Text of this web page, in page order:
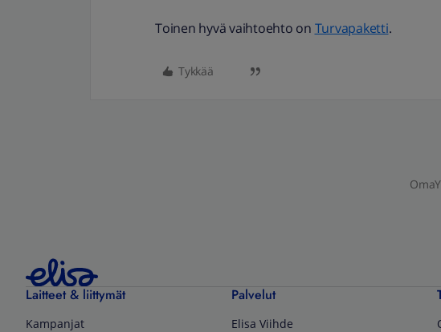
Toinen hyvä vaihtoehto on Turvapaketti.
Tykkää
Laitteet & liittymät
Kampanjat
Palvelut
Elisa Viihde